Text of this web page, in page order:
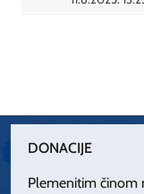
DONACIJE
Plemenitim činom